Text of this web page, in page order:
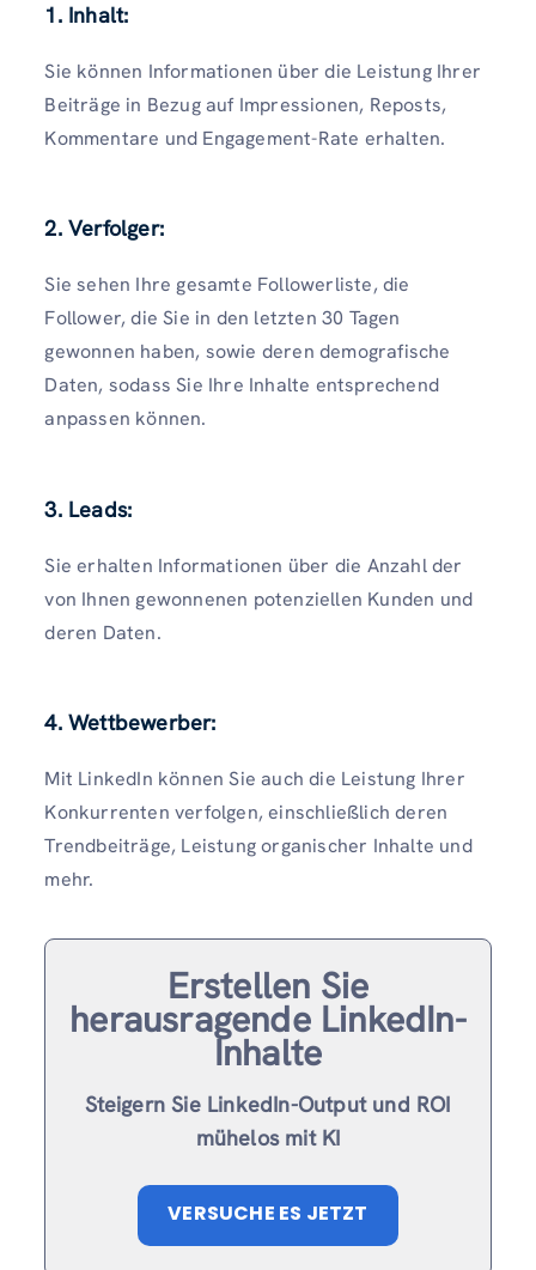
1. Inhalt:
Sie können Informationen über die Leistung Ihrer
Beiträge in Bezug auf Impressionen, Reposts,
Kommentare und Engagement-Rate erhalten.
2. Verfolger:
Sie sehen Ihre gesamte Followerliste, die
Follower, die Sie in den letzten 30 Tagen
gewonnen haben, sowie deren demografische
Daten, sodass Sie Ihre Inhalte entsprechend
anpassen können.
3. Leads:
Sie erhalten Informationen über die Anzahl der
von Ihnen gewonnenen potenziellen Kunden und
deren Daten.
4. Wettbewerber:
Mit LinkedIn können Sie auch die Leistung Ihrer
Konkurrenten verfolgen, einschließlich deren
Trendbeiträge, Leistung organischer Inhalte und
mehr.
Erstellen Sie
herausragende LinkedIn-
Inhalte
Steigern Sie LinkedIn-Output und ROI
mühelos mit KI
VERSUCHE ES JETZT